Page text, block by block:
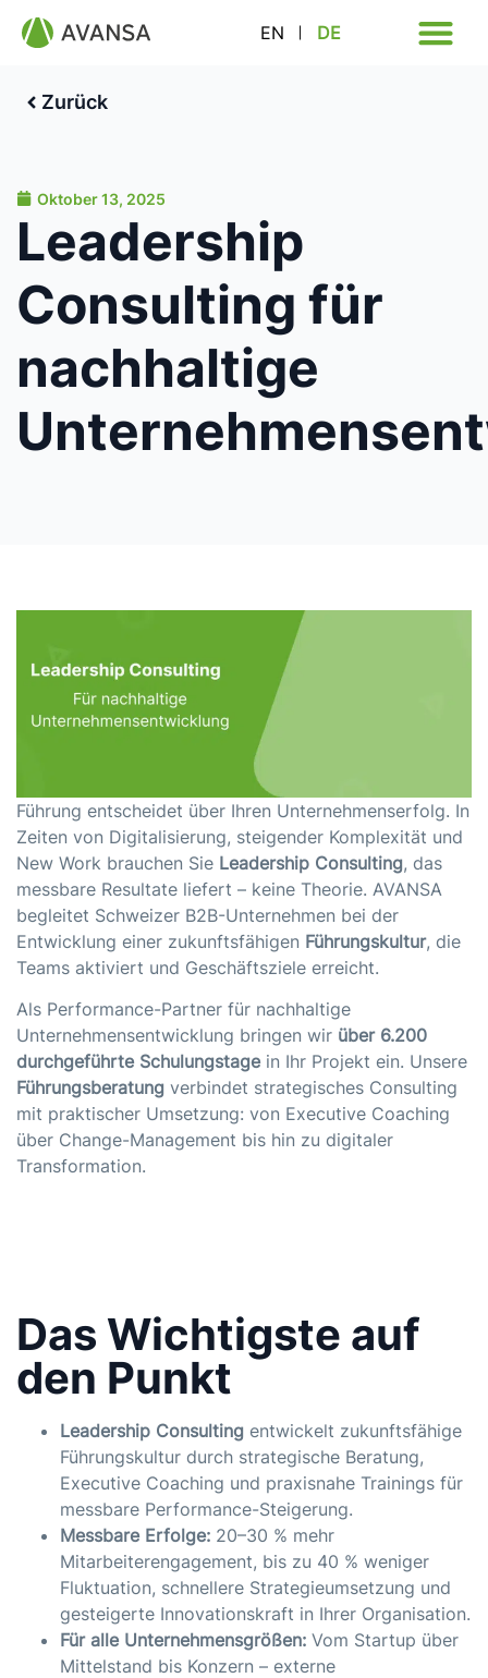
EN DE
Zurück
Oktober 13, 2025
Leadership
Consulting für
nachhaltige
Führung entscheidet über Ihren Unternehmenserfolg. In
Zeiten von Digitalisierung, steigender Komplexität und
New Work brauchen Sie Leadership Consulting, das
messbare Resultate liefert – keine Theorie. AVANSA
begleitet Schweizer B2B-Unternehmen bei der
Entwicklung einer zukunftsfähigen Führungskultur, die
Teams aktiviert und Geschäftsziele erreicht.
Als Performance-Partner für nachhaltige
Unternehmensentwicklung bringen wir über 6.200
durchgeführte Schulungstagein Ihr Projekt ein. Unsere
Führungsberatung verbindet strategisches Consulting
mit praktischer Umsetzung: von Executive Coaching
über Change-Management bis hin zu digitaler
Transformation.
Das Wichtigste auf
den Punkt
Leadership Consulting entwickelt zukunftsfähige
Führungskultur durch strategische Beratung,
Executive Coaching und praxisnahe Trainings für
messbare Performance-Steigerung.
Messbare Erfolge: 20–30 % mehr
Mitarbeiterengagement, bis zu 40 % weniger
Fluktuation, schnellere Strategieumsetzung und
gesteigerte Innovationskraft in Ihrer Organisation.
Für alle Unternehmensgrößen: Vom Startup über
Mittelstand bis Konzern – externe